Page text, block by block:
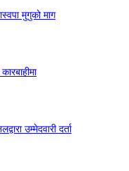
मुगुको माग
उम्मेदवारी दर्ता